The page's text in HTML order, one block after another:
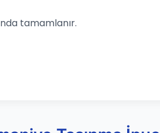
tamamlanır.